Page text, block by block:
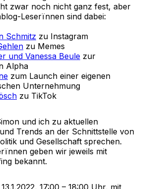
zwar noch nicht ganz fest, aber
Leserïnnen sind dabei:
Schmitz zu Instagram
zu Memes
und Vanessa Beule zur
Alpha
zum Launch einer eigenen
Unternehmung
zu TikTok
und ich zu aktuellen
Trends an der Schnittstelle von
und Gesellschaft sprechen.
geben wir jeweils mit
bekannt.
17:00 – 18:00 Uhr, mit